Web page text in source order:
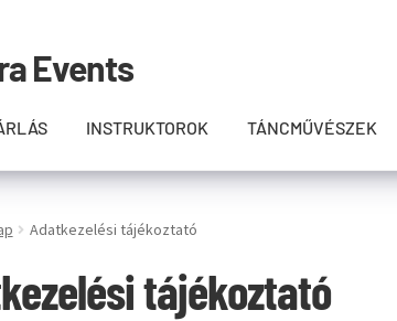
Events
INSTRUKTOROK TÁNCMŰVÉSZEK
Adatkezelési tájékoztató
tájékoztató